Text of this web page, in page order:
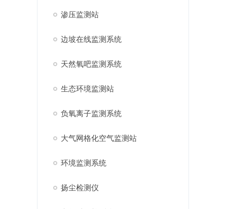
渗压监测站
边坡在线监测系统
天然氧吧监测系统
生态环境监测站
负氧离子监测系统
大气网格化空气监测站
环境监测系统
扬尘检测仪